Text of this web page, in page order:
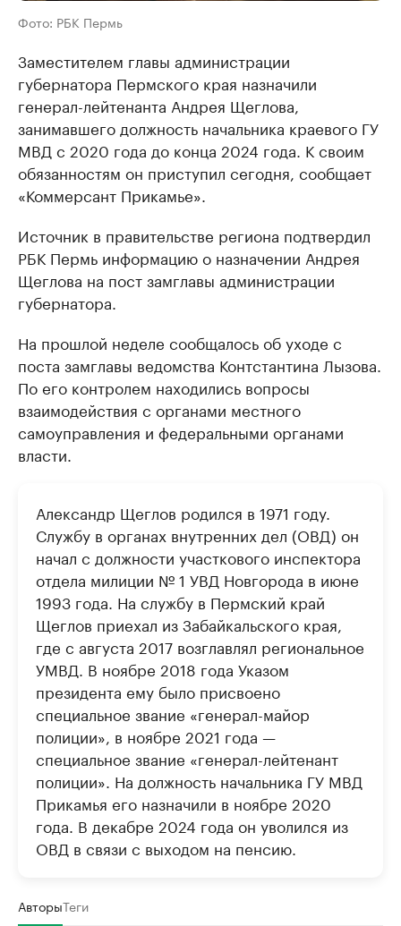
Фото: РБК Пермь
Заместителем главы администрации
губернатора Пермского края назначили
генерал-лейтенанта Андрея Щеглова,
занимавшего должность начальника краевого ГУ
МВД с 2020 года до конца 2024 года. К своим
обязанностям он приступил сегодня, сообщает
«Коммерсант Прикамье».
Источник в правительстве региона подтвердил
РБК Пермь информацию о назначении Андрея
Щеглова на пост замглавы администрации
губернатора.
На прошлой неделе сообщалось об уходе с
поста замглавы ведомства Контстантина Лызова.
По его контролем находились вопросы
взаимодействия с органами местного
самоуправления и федеральными органами
власти.
Александр Щеглов родился в 1971 году.
Службу в органах внутренних дел (ОВД) он
начал с должности участкового инспектора
отдела милиции № 1 УВД Новгорода в июне
1993 года. На службу в Пермский край
Щеглов приехал из Забайкальского края,
где с августа 2017 возглавлял региональное
УМВД. В ноябре 2018 года Указом
президента ему было присвоено
специальное звание «генерал-майор
полиции», в ноябре 2021 года —
специальное звание «генерал-лейтенант
полиции». На должность начальника ГУ МВД
Прикамья его назначили в ноябре 2020
года. В декабре 2024 года он уволился из
ОВД в связи с выходом на пенсию.
АвторыТеги